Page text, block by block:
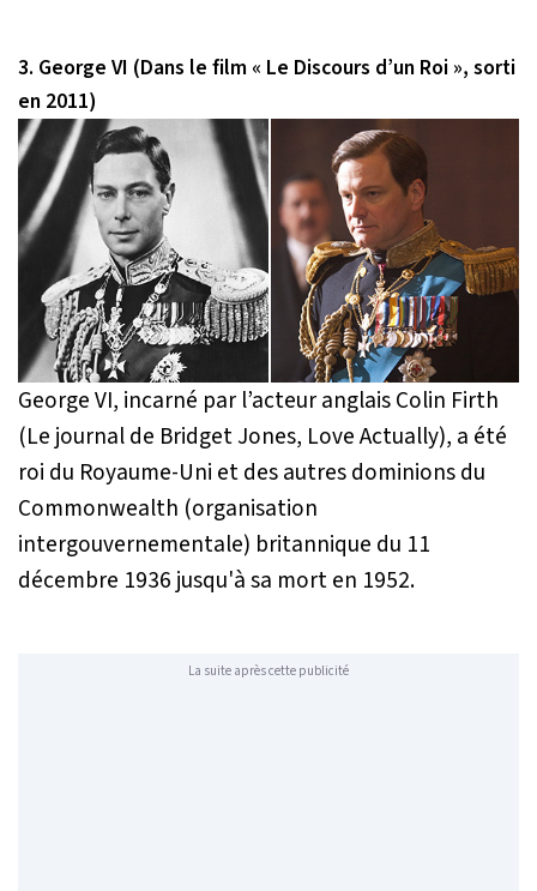
3. George VI (Dans le film « Le Discours d’un Roi », sorti
en 2011)
George VI, incarné par l’acteur anglais Colin Firth
(Le journal de Bridget Jones, Love Actually), a été
roi du Royaume-Uni et des autres dominions du
Commonwealth (organisation
intergouvernementale) britannique du 11
décembre 1936 jusqu'à sa mort en 1952.
La suite après cette publicité